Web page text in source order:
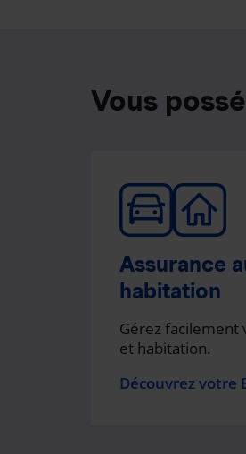
Vous
Assurance
habitation
Gérez facilement
et habitation.
Découvrez votre